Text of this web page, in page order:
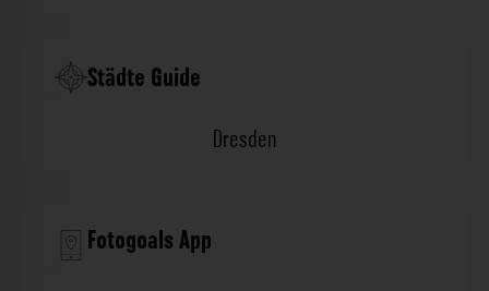
Städte Guide
Dresden
Fotogoals App